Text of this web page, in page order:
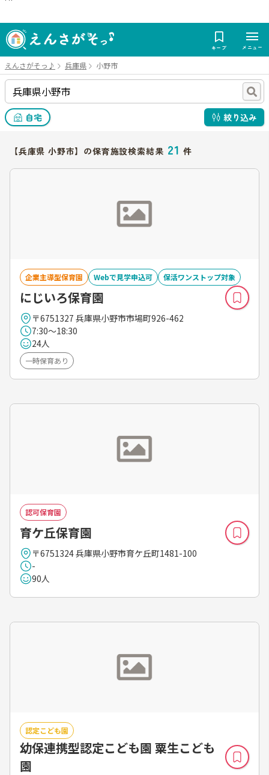
キープ メニュー
えんさがそっ♪ 兵庫県 小野市
自宅 絞り込み
【兵庫県 小野市】の保育施設検索結果 21 件
企業主導型保育園 Webで見学申込可 保活ワンストップ対象
にじいろ保育園
〒6751327 兵庫県小野市市場町926-462
7:30～18:30
24人
一時保育あり
認可保育園
育ケ丘保育園
〒6751324 兵庫県小野市育ケ丘町1481-100
-
90人
認定こども園
幼保連携型認定こども園 粟生こども
園